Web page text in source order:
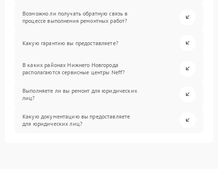
Возможно ли получать обратную связь в
процессе выполнения ремонтных работ?
Какую гарантию вы предоставляете?
В каких районах Нижнего Новгорода
располагаются сервисные центры Neff?
Выполняете ли вы ремонт для юридических
лиц?
Какую документацию вы предоставляете
для юридических лиц?